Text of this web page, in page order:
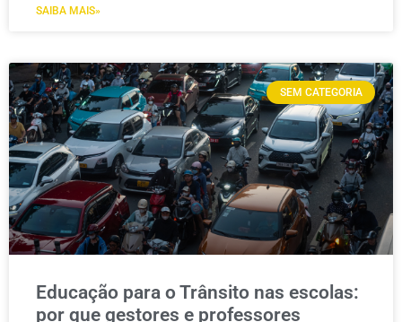
SAIBA MAIS»
SEM CATEGORIA
Educação para o Trânsito nas escolas:
por que gestores e professores